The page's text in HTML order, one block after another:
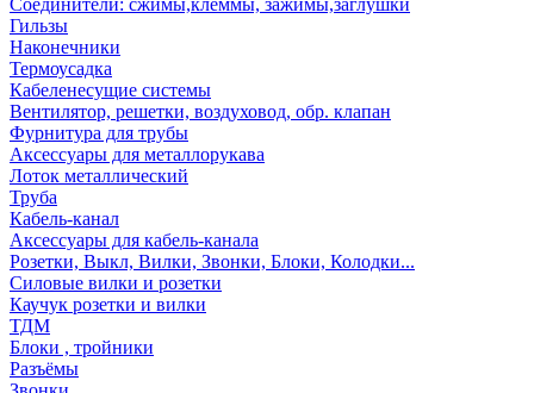
Соединители: сжимы,клеммы, зажимы,заглушки
Гильзы
Наконечники
Термоусадка
Кабеленесущие системы
Вентилятор, решетки, воздуховод, обр. клапан
Фурнитура для трубы
Аксессуары для металлорукава
Лоток металлический
Труба
Кабель-канал
Аксессуары для кабель-канала
Розетки, Выкл, Вилки, Звонки, Блоки, Колодки...
Силовые вилки и розетки
Каучук розетки и вилки
ТДМ
Блоки , тройники
Разъёмы